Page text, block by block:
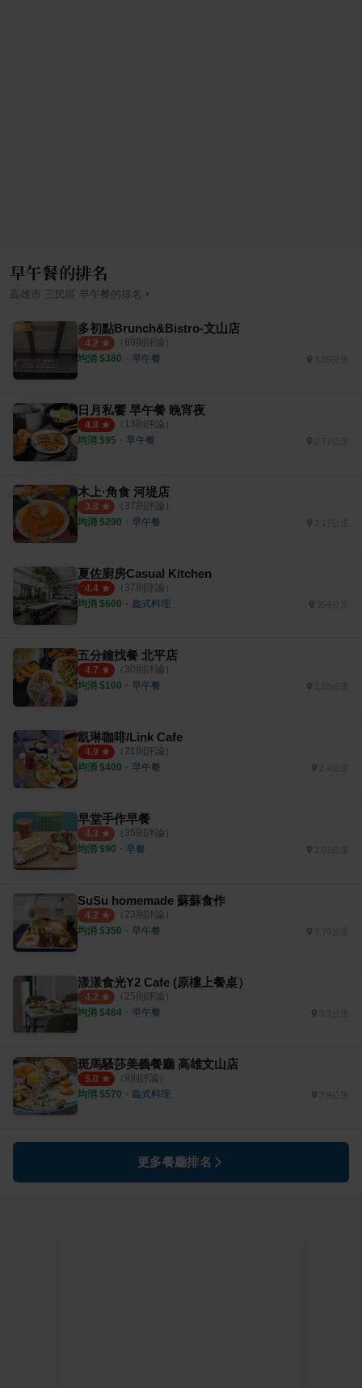
早午餐的排名
高雄市 三民區 早午餐的排名 ›
多初點Brunch&Bistro-文山店
4.2 （ 89則評論）
均消 $380 ・ 早午餐 3.85公里
日月私饗 早午餐 晚宵夜
4.8 （ 13則評論）
均消 $95 ・ 早午餐
木上·角食 河堤店
3.8 （ 37則評論）
均消 $290 ・ 早午餐
夏佐廚房Casual Kitchen
4.4 （ 37則評論）
均消 $600 ・ 義式料理 358公尺
五分鐘找餐 北平店
4.7 （ 30則評論）
均消 $100 ・ 早午餐
凱琳咖啡/Link Cafe
4.9 （ 21則評論）
均消 $400 ・ 早午餐 2.4公里
早堂手作早餐
4.3 （ 35則評論）
均消 $90 ・ 早餐
SuSu homemade 蘇蘇食作
4.2 （ 23則評論）
均消 $350 ・ 早午餐
漾漾食光Y2 Cafe (原樓上餐桌）
4.2 （ 25則評論）
均消 $484 ・ 早午餐
斑馬騷莎美義餐廳 高雄文山店
5.0 （ 9則評論）
均消 $570 ・ 義式料理
更多餐廳排名